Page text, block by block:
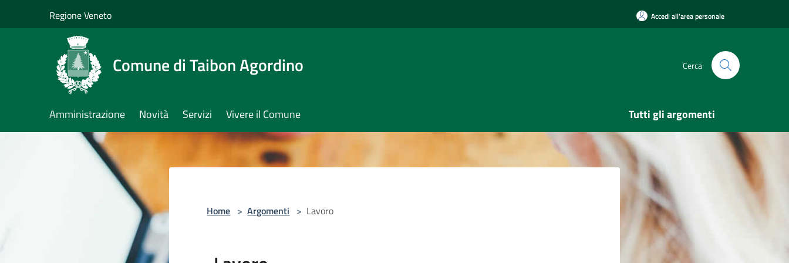
Regione Veneto Accedi all'area personale
Comune di Taibon Agordino Cerca
Amministrazione Novità Servizi Vivere il Comune Tutti gli argomenti
Home > Argomenti > Lavoro